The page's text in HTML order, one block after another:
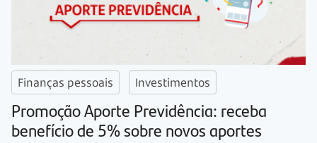
Finanças pessoais Investimentos
Promoção Aporte Previdência: receba
benefício de 5% sobre novos aportes